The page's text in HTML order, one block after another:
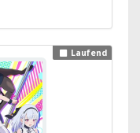
Laufend